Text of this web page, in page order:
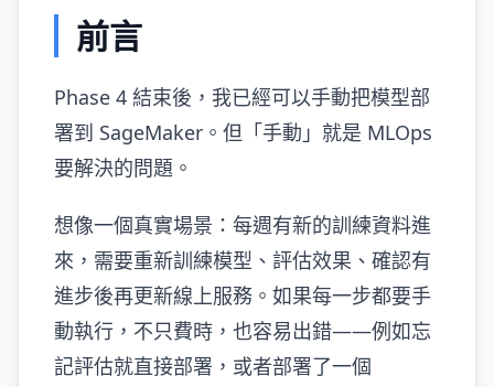
前言
Phase 4 結束後，我已經可以手動把模型部
署到 SageMaker。但「手動」就是 MLOps
要解決的問題。
想像一個真實場景：每週有新的訓練資料進
來，需要重新訓練模型、評估效果、確認有
進步後再更新線上服務。如果每一步都要手
動執行，不只費時，也容易出錯——例如忘
記評估就直接部署，或者部署了一個